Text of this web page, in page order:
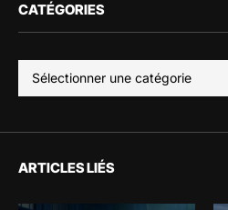
CATÉGORIES
ARTICLES LIÉS